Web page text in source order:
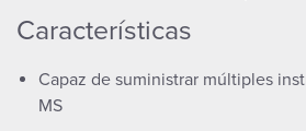
Características
Capaz de suministrar múltiples
MS